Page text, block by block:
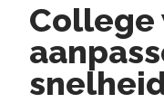
College